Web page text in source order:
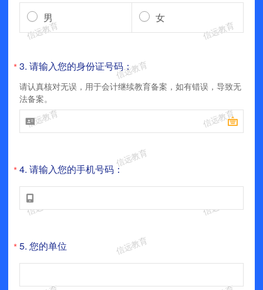
男 女
*3. 请输入您的身份证号码：
请认真核对无误，用于会计继续教育备案，如有错误，导致无
法备案。
 
*4. 请输入您的手机号码：

*5. 您的单位